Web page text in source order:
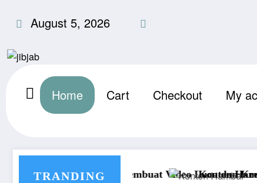
August 5, 2026
Home Cart Checkout My
TRANDING
Video Lucu dan Kreatif
Konten Hambar, Engagement